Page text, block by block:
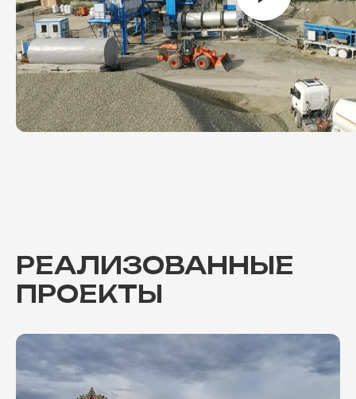
РЕАЛИЗОВАННЫЕ
ПРОЕКТЫ